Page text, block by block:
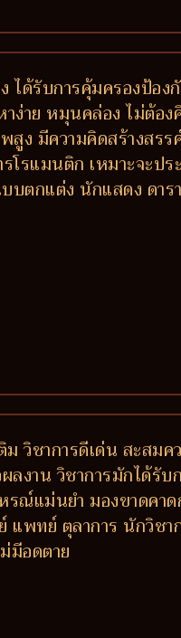
ด้รับการคุ้มครองป้อง
าย หมุนคล่อง ไม่ต้องคิ
ง มีความคิดสร้างสร
รแมนติก เหมาะจะป
ตกแต่ง นักแสดง ดาร
วิชาการดีเด่น สะสม
งาน วิชาการมักได้รั
รณ์แม่นยำ มองขาดคา
แพทย์ ตุลาการ นักวิช
มีอดตาย